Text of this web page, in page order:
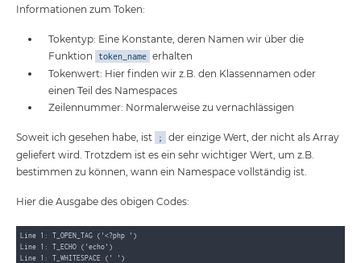
Informationen zum Token:
Tokentyp: Eine Konstante, deren Namen wir über die
Funktion
token_name erhalten
Tokenwert: Hier finden wir z.B. den Klassennamen oder
einen Teil des Namespaces
Zeilennummer: Normalerweise zu vernachlässigen
Soweit ich gesehen habe, ist ;
der einzige Wert, der nicht als Array
geliefert wird. Trotzdem ist es ein sehr wichtiger Wert, um z.B.
bestimmen zu können, wann ein Namespace vollständig ist.
Hier die Ausgabe des obigen Codes:
Line 1: T_OPEN_TAG ('<?php ')
Line 1: T_ECHO ('echo')
Line 1: T_WHITESPACE (' ')